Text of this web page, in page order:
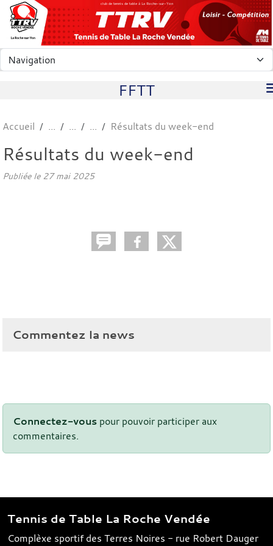
club de tennis de table à La Roche-sur-Yon
FFTT
Accueil Résultats du week-end
Résultats du week-end
Publiée le 27 mai 2025
Commentez la news
Connectez-vous pour pouvoir participer aux
commentaires.
Tennis de Table La Roche Vendée
Complèxe sportif des Terres Noires - rue Robert Dauger
Panneau de gestion des cookies